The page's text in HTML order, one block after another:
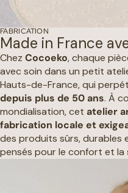
FABRICATION
Made in France
Chez Cocoeko, chaque
avec soin dans un petit
Hauts-de-France, qui
depuis plus de 50 ans. À
mondialisation, cet atelier
fabrication locale et
des produits sûrs, durables
pensés pour le confort et la